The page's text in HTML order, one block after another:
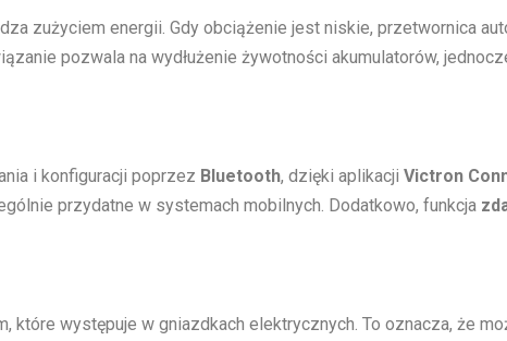
zużyciem energii. Gdy obciążenie jest niskie, przetwornica
pozwala na wydłużenie żywotności akumulatorów,
i konfiguracji poprzez Bluetooth, dzięki aplikacji Victron
przydatne w systemach mobilnych. Dodatkowo, funkcja
które występuje w gniazdkach elektrycznych. To oznacza, że